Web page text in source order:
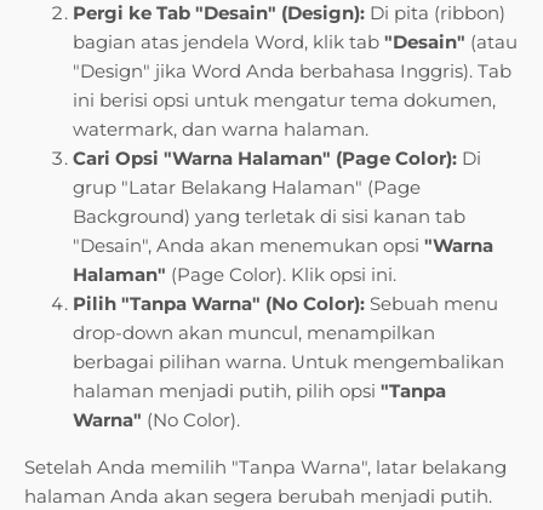
Pergi ke Tab "Desain" (Design): Di pita (ribbon)
bagian atas jendela Word, klik tab "Desain" (atau
"Design" jika Word Anda berbahasa Inggris). Tab
ini berisi opsi untuk mengatur tema dokumen,
watermark, dan warna halaman.
Cari Opsi "Warna Halaman" (Page Color): Di
grup "Latar Belakang Halaman" (Page
Background) yang terletak di sisi kanan tab
"Desain", Anda akan menemukan opsi "Warna
Halaman" (Page Color). Klik opsi ini.
Pilih "Tanpa Warna" (No Color): Sebuah menu
drop-down akan muncul, menampilkan
berbagai pilihan warna. Untuk mengembalikan
halaman menjadi putih, pilih opsi "Tanpa
Warna" (No Color).
Setelah Anda memilih "Tanpa Warna", latar belakang
halaman Anda akan segera berubah menjadi putih.